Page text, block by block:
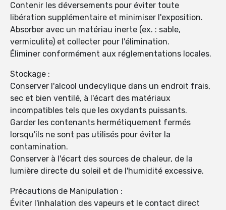
Contenir les déversements pour éviter toute
libération supplémentaire et minimiser l'exposition.
Absorber avec un matériau inerte (ex. : sable,
vermiculite) et collecter pour l'élimination.
Éliminer conformément aux réglementations locales.
Stockage :
Conserver l'alcool undecylique dans un endroit frais,
sec et bien ventilé, à l'écart des matériaux
incompatibles tels que les oxydants puissants.
Garder les contenants hermétiquement fermés
lorsqu'ils ne sont pas utilisés pour éviter la
contamination.
Conserver à l'écart des sources de chaleur, de la
lumière directe du soleil et de l'humidité excessive.
Précautions de Manipulation :
Éviter l'inhalation des vapeurs et le contact direct